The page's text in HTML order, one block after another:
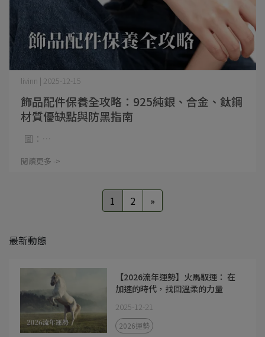
飾品配件保養全攻略：925純銀、合金、鈦鋼
材質優缺點與防黑指南
livinn | 2025-12-15
圖：⋯
閱讀更多 ->
1 2 »
最新動態
【2026流年運勢】火馬馭運： 在
加速的時代，找回溫柔的力量
2025-12-21
2026運勢